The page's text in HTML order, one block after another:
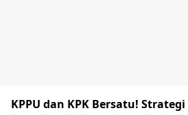
KPPU dan KPK Bersatu! Strategi